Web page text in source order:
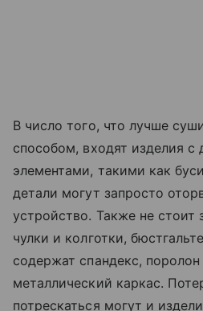
В число того, что лучше
способом, входят изделия с
элементами, такими как
детали могут запросто
устройство. Также не стоит
чулки и колготки,
содержат спандекс,
металлический каркас.
потрескаться могут и